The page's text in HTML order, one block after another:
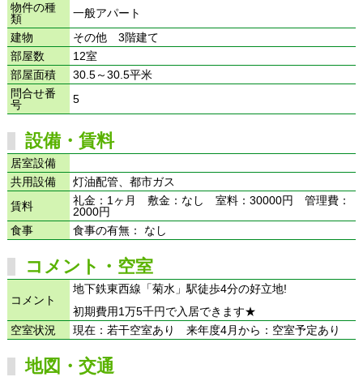
物件の種
類
一般アパート
建物
その他 3階建て
部屋数
12室
部屋面積
30.5～30.5平米
問合せ番
号
5
設備・賃料
居室設備
共用設備
灯油配管、都市ガス
賃料
礼金：1ヶ月 敷金：なし 室料：30000円 管理費：
2000円
食事
食事の有無： なし
コメント・空室
コメント
地下鉄東西線「菊水」駅徒歩4分の好立地!
初期費用1万5千円で入居できます★
空室状況
現在：若干空室あり 来年度4月から：空室予定あり
地図・交通